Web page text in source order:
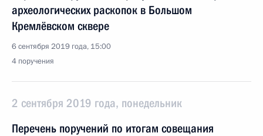
археологических раскопок в Большом
Кремлёвском сквере
6 сентября 2019 года, 15:00
4 поручения
2 сентября 2019 года, понедельник
Перечень поручений по итогам совещания